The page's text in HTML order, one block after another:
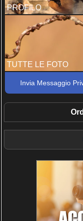
PROFILO
TUTTE LE FOTO
Invia Messaggio